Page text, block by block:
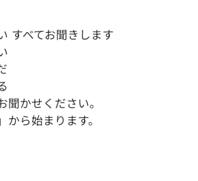
すべてお聞きします
聞かせください。
」から始まります。